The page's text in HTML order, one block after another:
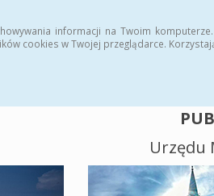
informacji na Twoim
cookies w Twojej przeglądarce.
Urzędu